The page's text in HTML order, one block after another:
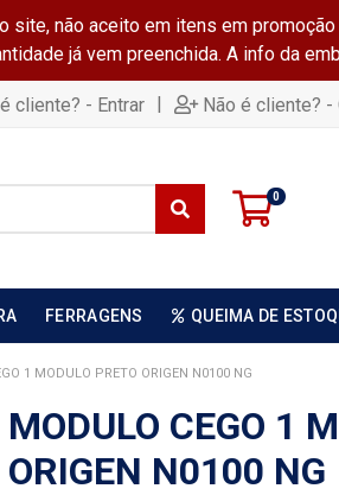
site, não aceito em itens em
já vem preenchida. A info da
cliente? - Entrar | Não é cliente? -
0
FERRAGENS QUEIMA DE
1 MODULO PRETO ORIGEN N0100 NG
MODULO CEGO 1
ORIGEN N0100 NG